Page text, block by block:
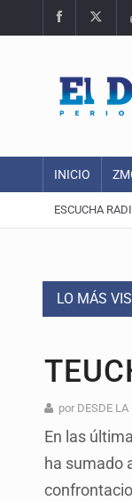
INICIO
ESCUCHA
LO MÁS
por DESDE
En las
ha sumado